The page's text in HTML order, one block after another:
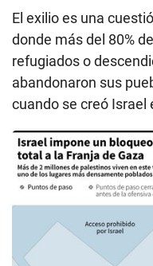
El exilio es una
donde más del 80%
refugiados o
abandonaron sus
cuando se creó Israel